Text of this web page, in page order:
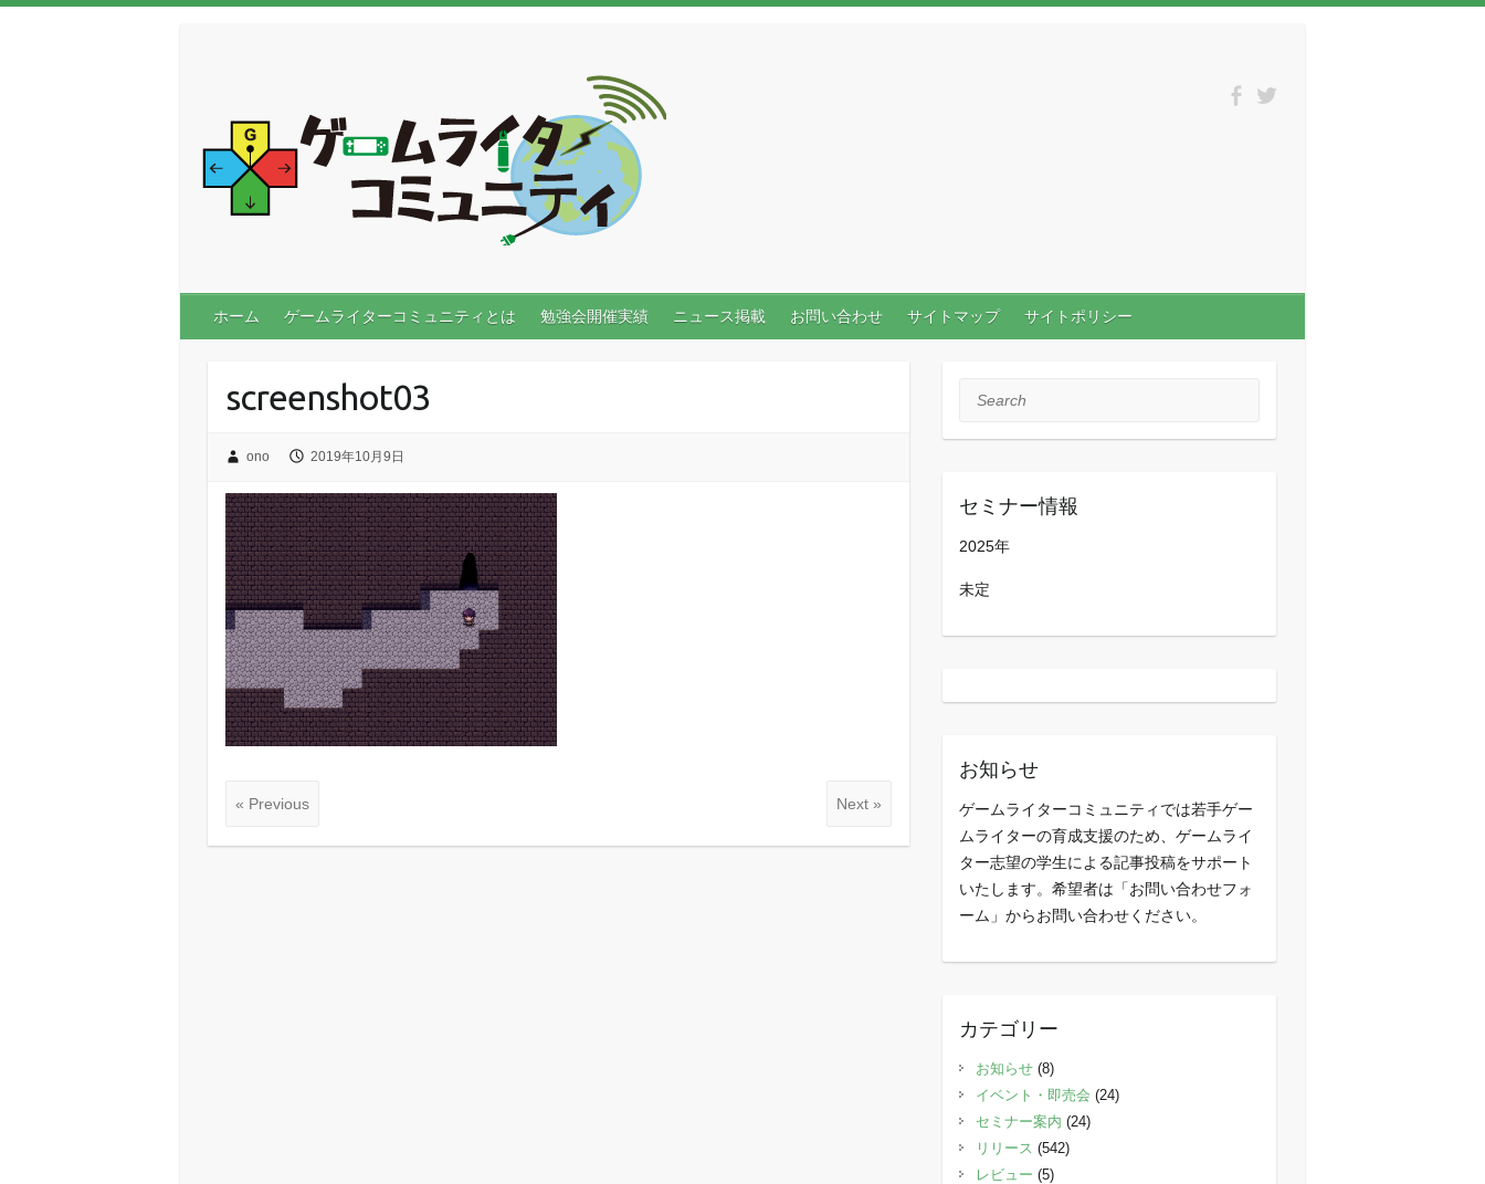
ホーム ゲームライターコミュニティとは 勉強会開催実績 ニュース掲載 お問い合わせ サイトマップ サイトポリシー
screenshot03
ono 2019年10月9日
« Previous Next »
Search
セミナー情報
2025年
未定
お知らせ
ゲームライターコミュニティでは若手ゲー
ムライターの育成支援のため、ゲームライ
ター志望の学生による記事投稿をサポート
いたします。希望者は「お問い合わせフォ
ーム」からお問い合わせください。
カテゴリー
お知らせ(8)
イベント・即売会 (24)
セミナー案内 (24)
リリース (542)
レビュー (5)